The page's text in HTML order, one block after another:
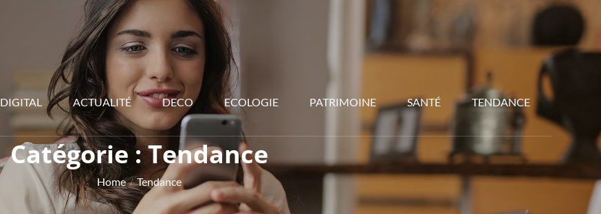
DIGITAL ACTUALITÉ DECO ECOLOGIE PATRIMOINE SANTÉ TENDANCE
Catégorie :Tendance
Home Tendance